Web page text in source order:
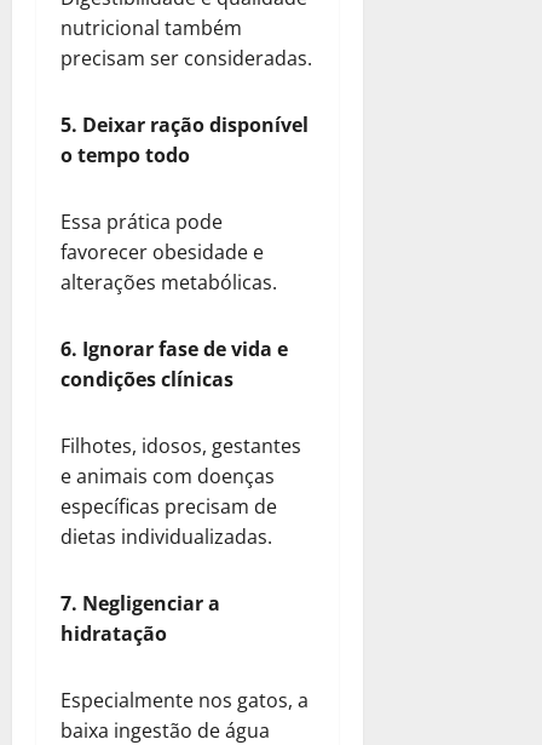
nutricional também
precisam ser consideradas.
5. Deixar ração disponível
o tempo todo
Essa prática pode
favorecer obesidade e
alterações metabólicas.
6. Ignorar fase de vida e
condições clínicas
Filhotes, idosos, gestantes
e animais com doenças
específicas precisam de
dietas individualizadas.
7. Negligenciar a
hidratação
Especialmente nos gatos, a
baixa ingestão de água